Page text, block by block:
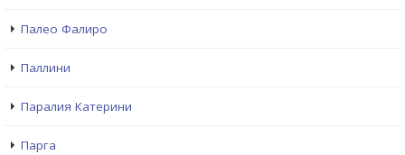
Палео Фалиро
Паллини
Паралия Катерини
Парга